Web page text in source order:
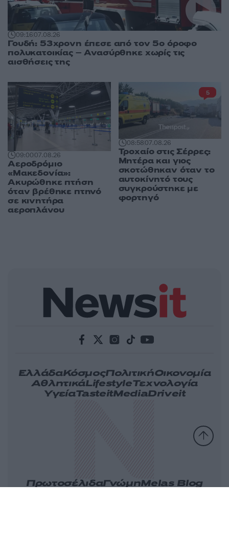
09:1607.08.26
Γουδή: 53χρονη έπεσε από τον 5ο όροφο
πολυκατοικίας – Ανασύρθηκε χωρίς τις
αισθήσεις της
09:0007.08.26
Αεροδρόμιο
«Μακεδονία»:
Ακυρώθηκε πτήση
όταν βρέθηκε πτηνό
σε κινητήρα
αεροπλάνου
08:5807.08.26
Τροχαίο στις Σέρρες:
Μητέρα και γιος
σκοτώθηκαν όταν το
αυτοκίνητό τους
συγκρούστηκε με
φορτηγό
5
ΕλλάδαΚόσμοςΠολιτικήΟικονομία
ΑθλητικάLifestyleΤεχνολογία
ΥγείαTasteitMediaDriveit
ΠρωτοσέλιδαΓνώμηMelas Blog